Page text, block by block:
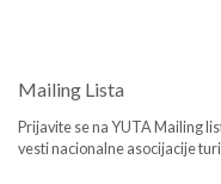
Mailing Lista
Prijavite se na YUTA Mailing
vesti nacionalne asocijacije